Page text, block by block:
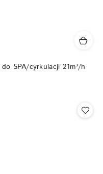
SPA/cyrkulacji 21m³/h